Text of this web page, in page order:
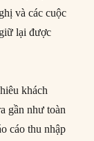
và các cuộc
lại được
khách
gần như toàn
cáo thu nhập